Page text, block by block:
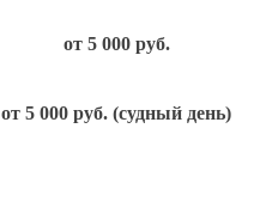
от 5 000 руб.
от 5 000 руб. (судный день)